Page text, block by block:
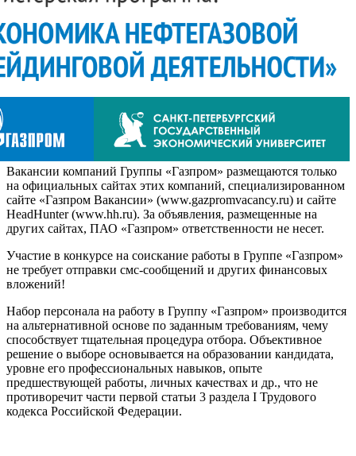
Вакансии компаний Группы «Газпром» размещаются только
на официальных сайтах этих компаний, специализированном
сайте «Газпром Вакансии» (www.gazpromvacancy.ru) и сайте
HeadHunter (www.hh.ru). За объявления, размещенные на
других сайтах, ПАО «Газпром» ответственности не несет.
Участие в конкурсе на соискание работы в Группе «Газпром»
не требует отправки смс-сообщений и других финансовых
вложений!
Набор персонала на работу в Группу «Газпром» производится
на альтернативной основе по заданным требованиям, чему
способствует тщательная процедура отбора. Объективное
решение о выборе основывается на образовании кандидата,
уровне его профессиональных навыков, опыте
предшествующей работы, личных качествах и др., что не
противоречит части первой статьи 3 раздела I Трудового
кодекса Российской Федерации.